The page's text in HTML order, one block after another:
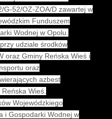
G-52/OZ-ZOA/D zawartej w
Funduszem
Wodnej w Opolu.
udziale środków
oraz Gminy Reńska Wieś i
oraz
azbest
Wieś.
Wojewódzkiego
i Gospodarki Wodnej w